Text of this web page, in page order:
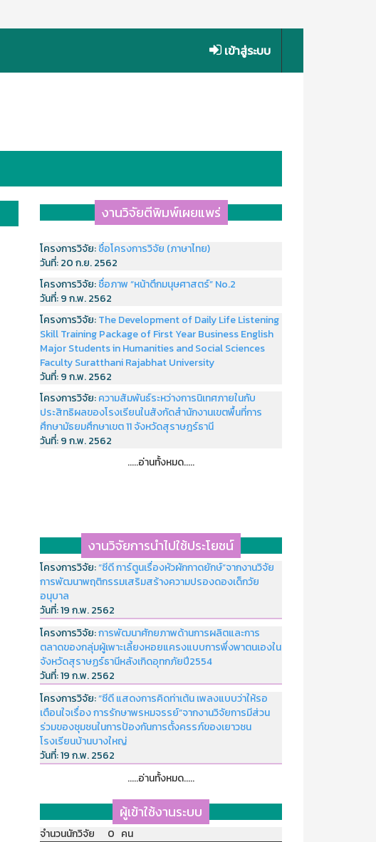
เข้าสู่ระบบ
งานวิจัยตีพิมพ์เผยแพร่
โครงการวิจัย:ชื่อโครงการวิจัย (ภาษาไทย)
วันที่:20 ก.ย. 2562
โครงการวิจัย:ชื่อภาพ “หน้าตึกมนุษศาสตร์” No.2
วันที่:9 ก.พ. 2562
โครงการวิจัย:The Development of Daily Life Listening
Skill Training Package of First Year Business English
Major Students in Humanities and Social Sciences
Faculty Suratthani Rajabhat University
วันที่:9 ก.พ. 2562
โครงการวิจัย:ความสัมพันธ์ระหว่างการนิเทศภายในกับ
ประสิทธิผลของโรงเรียนในสังกัดสำนักงานเขตพื้นที่การ
ศึกษามัธยมศึกษาเขต 11 จังหวัดสุราษฎร์ธานี
วันที่:9 ก.พ. 2562
.....อ่านทั้งหมด.....
งานวิจัยการนำไปใช้ประโยชน์
โครงการวิจัย:“ซีดี การ์ตูนเรื่องหัวผักกาดยักษ์”จากงานวิจัย
การพัฒนาพฤติกรรมเสริมสร้างความปรองดองเด็กวัย
อนุบาล
วันที่:19 ก.พ. 2562
โครงการวิจัย:การพัฒนาศักยภาพด้านการผลิตและการ
ตลาดของกลุ่มผู้เพาะเลี้ยงหอยแครงแบบการพึ่งพาตนเองใน
จังหวัดสุราษฏร์ธานีหลังเกิดอุทกภัยปี2554
วันที่:19 ก.พ. 2562
โครงการวิจัย:“ซีดี แสดงการคิดท่าเต้น เพลงแบบว่าให้รอ
เตือนใจเรื่อง การรักษาพรหมจรรย์”จากงานวิจัยการมีส่วน
ร่วมของชุมชนในการป้องกันการตั้งครรภ์ของเยาวชน
โรงเรียนบ้านบางใหญ่
วันที่:19 ก.พ. 2562
.....อ่านทั้งหมด.....
ผู้เข้าใช้งานระบบ
จำนวนนักวิจัย 0 คน